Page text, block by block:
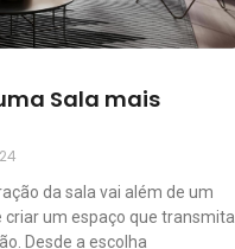
Sala mais
da sala vai além de um
criar um espaço que transmita
Desde a escolha